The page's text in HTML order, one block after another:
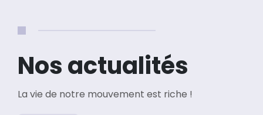
Nos actualités
La vie de notre mouvement est riche !